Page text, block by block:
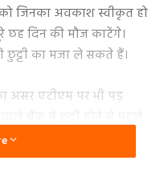
जिनका अवकाश स्वीकृत हो
छह दिन की मौज काटेंगे।
छुट्टी का मजा ले सकते हैं।
असर एटीएम पर भी पड़
छुट्टियों को बिहार में लोगों
में जॉब करने वाले होली में